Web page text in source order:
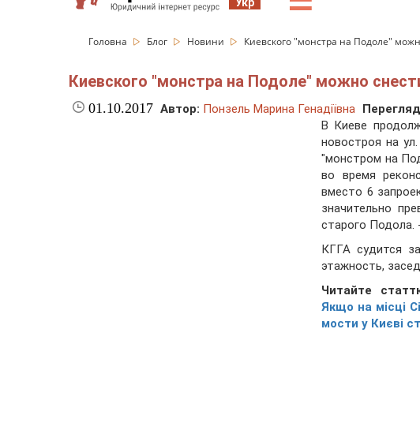
Головна Блог Новини Киевского "монстра на Подоле"
Киевского "монстра на Подоле" можно
01.10.2017 Автор: Понзель Марина Генадіївна
В Киеве
новостроя на
"монстром на
во время
вместо 6
значительно
старого
КГГА судится
этажность,
Читайте
Якщо на місці
мости у Києві